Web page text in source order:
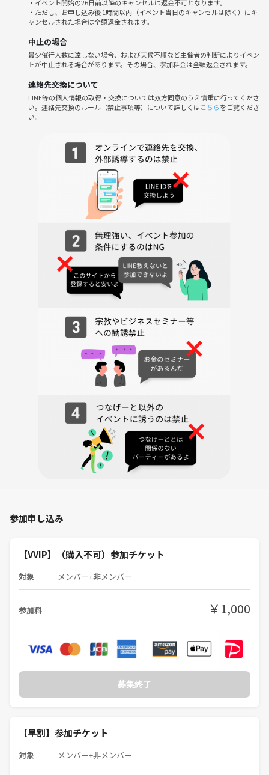
定例会だけの特別企画
🎙️プロの芸人さん3組が登場🎙️
【〇〇〇も実施⁉️】
月に一度のPITMILの定例会に
ぜひお越しください！！！
定例会がいちばん友だちが作りやすいイベントです！！！PITMILはじめ
2025年9月27日（土曜日）
(このあと有志で二次会します、二次会はボードゲーム中心でみんなで
コミュケーションを取ってもらいます)
★飲食自由（お酒も自由）
★冷蔵庫もあります
高田馬場駅 早稲田口
※高田馬場駅は山手線が通っています。新宿駅から2駅、池袋から3駅の
マダミスマダミスマダミスマダミスマダミスマダミスマダミスマダミス
マダミスマダミスマダミスマダミスマダミスマダミスマダミスマダミス
マダミスマダミスマダミスマダミスマダミスマダミスマダミスマダミス
マダミスマダミスマダミスマダミスマダミスマダミスマダミスマダミス
🙅‍♀️参加制限
（オンラインは別です）
🙆‍♂️大歓迎
！年齢不問！
⭕️一期一会を大切にできる人
🚃アクセス
高田馬場駅 徒歩10秒
目の前のビルです。
近所にドン・キホーテや飲食店などもあるので
途中買い出しも自由に行けますね！
①友だちつくりをメインに来てくれる
③パーティーゲーム好き（軽いボドゲ好き）
・イベント開始の26日前以降のキャンセルは返金不可となります。
・ただし、お申し込み後 1時間以内（イベント当日のキャンセルは除く）にキ
ャンセルされた場合は全額返金されます。
中止の場合
最少催行人数に達しない場合、および天候不順など主催者の判断によりイベン
トが中止される場合があります。その場合、参加料金は全額返金されます。
連絡先交換について
LINE等の個人情報の取得・交換については双方同意のうえ慎重に行ってくださ
い。連絡先交換のルール（禁止事項等）について詳しくはこちらをご覧くださ
い。
参加申し込み
【VVIP】（購入不可）参加チケット
対象 メンバー+非メンバー
参加料 ￥1,000
募集終了
【早割】参加チケット
対象 メンバー+非メンバー